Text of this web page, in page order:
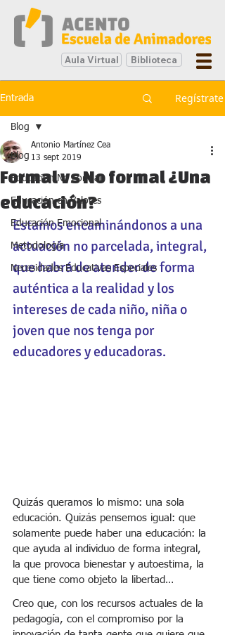
Aula Virtual Biblioteca
Entrada Regístrate
Blog
Educación No Formal
Educación en Valores
Educación Emocional
Metodología
Necesidades Educativas Especiales
Blog
Formal vs No formal ¿Una
educación?
Antonio Martínez Cea
13 sept 2019
Estamos encaminándonos a una
actuación no parcelada, integral,
que habrá de atender de forma
auténtica a la realidad y los
intereses de cada niño, niña o
joven que nos tenga por
educadores y educadoras.
Quizás queramos lo mismo: una sola
educación. Quizás pensemos igual: que
solamente puede haber una educación: la
que ayuda al individuo de forma integral,
la que provoca bienestar y autoestima, la
que tiene como objeto la libertad…
Creo que, con los recursos actuales de la
pedagogía, con el compromiso por la